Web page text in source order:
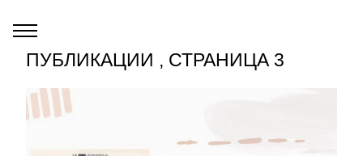
ПУБЛИКАЦИИ , СТРАНИЦА 3